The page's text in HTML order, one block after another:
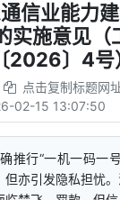
信业能力
实施意见（
〔2026〕4号
点击复制标题网
02-15 13:07:50
推行“一机一码一
但亦引发隐私担忧